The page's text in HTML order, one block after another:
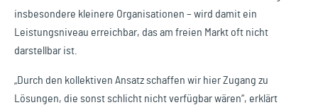
insbesondere kleinere Organisationen – wird damit ein
Leistungsniveau erreichbar, das am freien Markt oft nicht
darstellbar ist.
„Durch den kollektiven Ansatz schaffen wir hier Zugang zu
Lösungen, die sonst schlicht nicht verfügbar wären“, erklärt